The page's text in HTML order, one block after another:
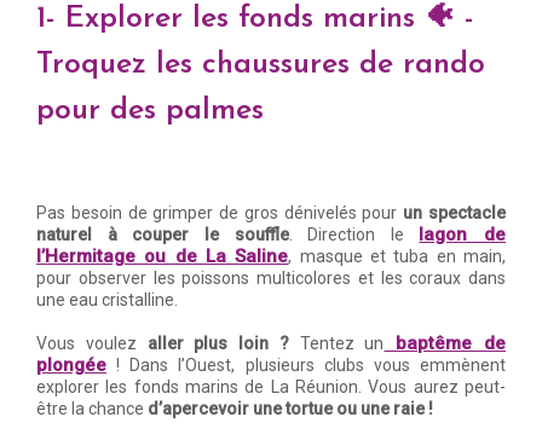
1- Explorer les fonds marins 🐠 -
Troquez les chaussures de rando
pour des palmes
Pas besoin de grimper de gros dénivelés pour un spectacle
naturel à couper le souffle. Direction le lagon de
l’Hermitage ou de La Saline, masque et tuba en main,
pour observer les poissons multicolores et les coraux dans
une eau cristalline.
Vous voulez aller plus loin ?Tentez un
baptême de
plongée ! Dans l’Ouest, plusieurs clubs vous emmènent
explorer les fonds marins de La Réunion. Vous aurez peut-
être la chance d’apercevoir une tortue ou une raie !